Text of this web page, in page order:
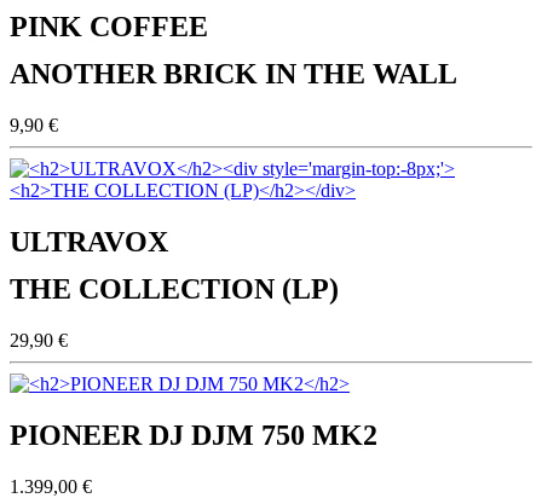
PINK COFFEE
ANOTHER BRICK IN THE WALL
9,90 €
ULTRAVOX
THE COLLECTION (LP)
29,90 €
PIONEER DJ DJM 750 MK2
1.399,00 €